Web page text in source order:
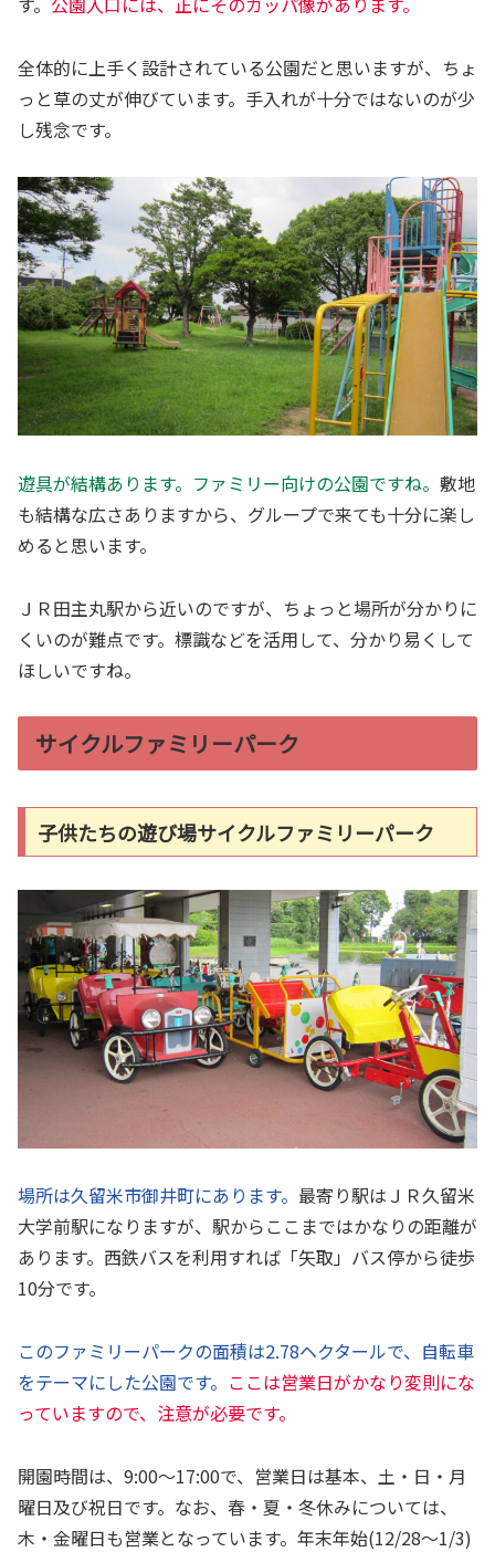
全体的に上手く設計されている公園だと思いますが、ちょ
っと草の丈が伸びています。手入れが十分ではないのが少
し残念です。
遊具が結構あります。ファミリー向けの公園ですね。 敷地
も結構な広さありますから、グループで来ても十分に楽し
めると思います。
ＪＲ田主丸駅から近いのですが、ちょっと場所が分かりに
くいのが難点です。標識などを活用して、分かり易くして
ほしいですね。
サイクルファミリーパーク
子供たちの遊び場サイクルファミリーパーク
場所は久留米市御井町にあります。 最寄り駅はＪＲ久留米
大学前駅になりますが、駅からここまではかなりの距離が
あります。西鉄バスを利用すれば「矢取」バス停から徒歩
10分です。
このファミリーパークの面積は2.78ヘクタールで、自転車
をテーマにした公園です。 ここは営業日がかなり変則にな
っていますので、注意が必要です。
開園時間は、9:00～17:00で、営業日は基本、土・日・月
曜日及び祝日です。なお、春・夏・冬休みについては、
木・金曜日も営業となっています。年末年始(12/28～1/3)